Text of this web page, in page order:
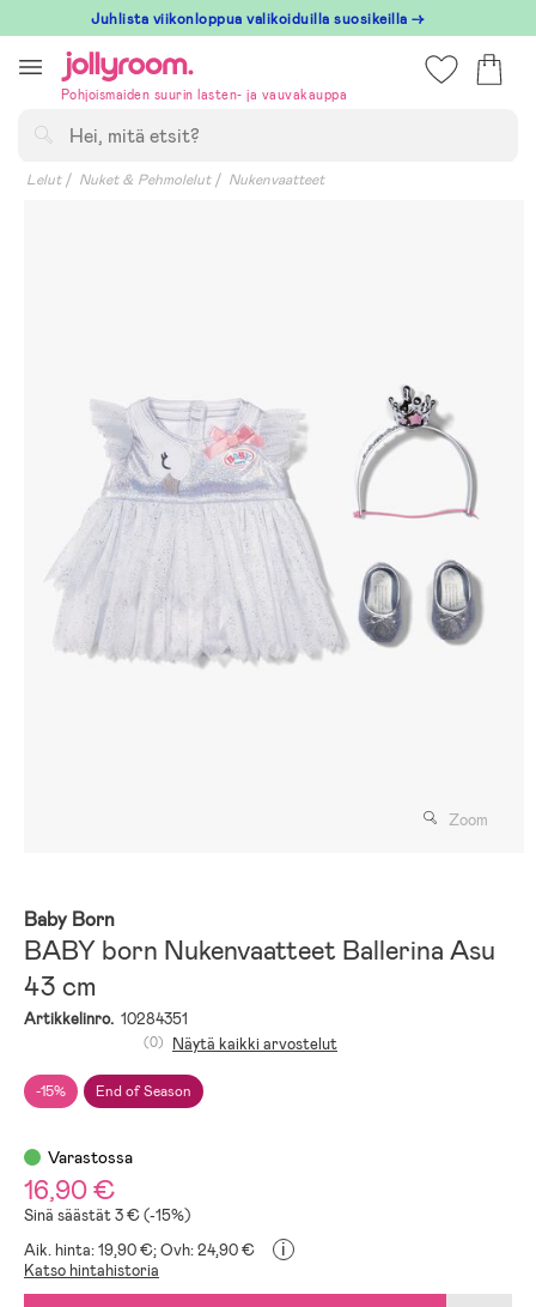
till
innehållet
Juhlista viikonloppua valikoiduilla suosikeilla →
Pohjoismaiden suurin lasten- ja vauvakauppa
Lelut Nuket & Pehmolelut Nukenvaatteet
Zoom
Baby Born
BABY born Nukenvaatteet Ballerina Asu
43 cm
Artikkelinro. 10284351
-15% End of Season
(0) Näytä kaikki arvostelut
Varastossa
16,90 €
Sinä säästät 3 € (-15%)
Aik. hinta: 19,90 €;Ovh: 24,90 € i
Katso hintahistoria